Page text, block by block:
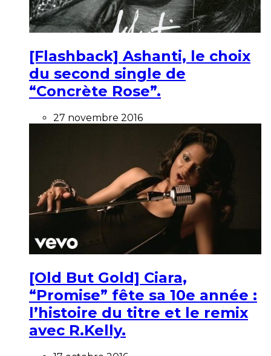
[Flashback] Ashanti, le choix
du second single de
“Concrète Rose”.
27 novembre 2016
[Old But Gold] Ciara,
“Promise” fête sa 10e année :
l’histoire du titre et le remix
avec R.Kelly.